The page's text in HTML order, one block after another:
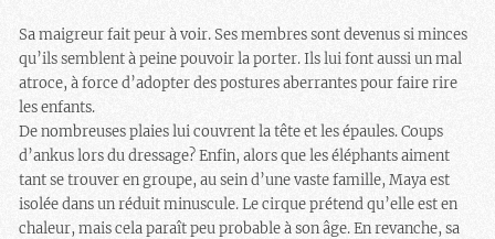
Sa maigreur fait peur à voir. Ses membres sont devenus si minces
qu’ils semblent à peine pouvoir la porter. Ils lui font aussi un mal
atroce, à force d’adopter des postures aberrantes pour faire rire
les enfants.
De nombreuses plaies lui couvrent la tête et les épaules. Coups
d’ankus lors du dressage? Enfin, alors que les éléphants aiment
tant se trouver en groupe, au sein d’une vaste famille, Maya est
isolée dans un réduit minuscule. Le cirque prétend qu’elle est en
chaleur, mais cela paraît peu probable à son âge. En revanche, sa